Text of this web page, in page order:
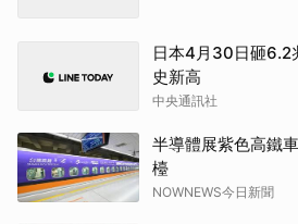
日本4月30日砸
史新高
中央通訊社
半導體展紫色高鐵
檯
NOWNEWS今日新聞